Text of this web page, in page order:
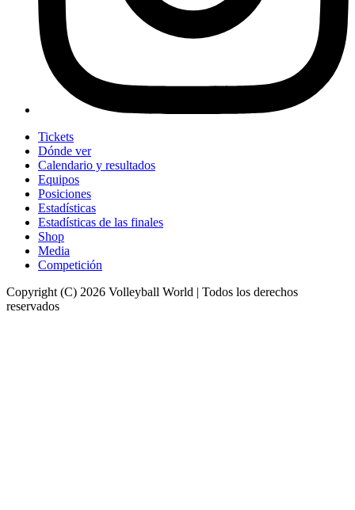
Tickets
Dónde ver
Calendario y resultados
Equipos
Posiciones
Estadísticas
Estadísticas de las finales
Shop
Media
Competición
Copyright (C) 2026 Volleyball World | Todos los derechos
reservados